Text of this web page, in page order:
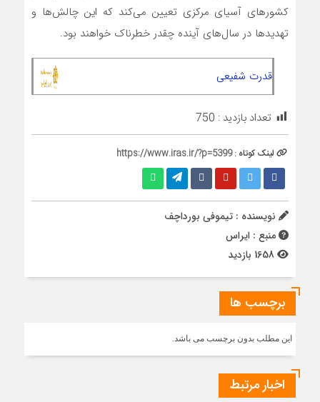
کشورهای آسیای مرکزی تعیین می‌کند که این چالش‌ها و
تهدیدها در سال‌های آینده چقدر خطرناک خواهند بود.
قدرت شفیعی
تعداد بازدید : 750
لینک کوتاه :https://www.iras.ir/?p=5399
نویسنده : تیموفی بورداچف
منبع : ایراس
برچسب ها
این مطلب بدون برچسب می باشد.
اخبار مرتبط